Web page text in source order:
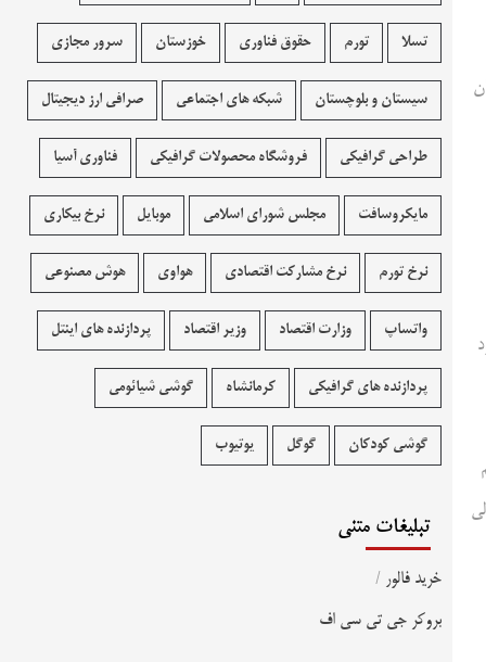
تسلا تورم حقوق فناوری خوزستان سرور مجازی
سیستان و بلوچستان شبکه های اجتماعی صرافی ارز دیجیتال
طراحی گرافیکی فروشگاه محصولات گرافيکی فناوری آسیا
مایکروسافت مجلس شورای اسلامی موبایل نرخ بیکاری
نرخ تورم نرخ مشارکت اقتصادی هواوی هوش مصنوعی
واتساپ وزارت اقتصاد وزیر اقتصاد پردازنده های اینتل
پردازنده های گرافیکی کرمانشاه گوشی شیائومی
گوشی کودکان گوگل یوتیوب
تبلیغات متنی
خرید فالور /
بروکر جی تی سی اف